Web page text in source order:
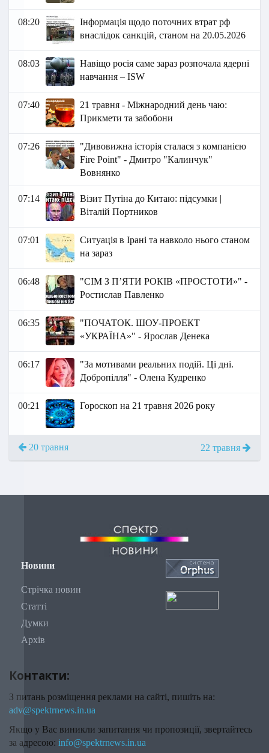
08:20
Інформація щодо поточних втрат рф
внаслідок санкцій, станом на 20.05.2026​
08:03
Навіщо росія саме зараз розпочала ядерні
навчання – ISW
07:40
21 травня - Міжнародний день чаю:
Прикмети та забобони
07:26
"Дивовижна історія сталася з компанією
Fire Point" - Дмитро "Калинчук"
Вовнянко
07:14
Візит Путіна до Китаю: підсумки |
Віталій Портников
07:01
Ситуація в Ірані та навколо нього станом
на зараз
06:48
"СІМ З ПʼЯТИ РОКІВ «ПРОСТОТИ»" -
Ростислав Павленко
06:35
"ПОЧАТОК. ШОУ-ПРОЕКТ
«УКРАЇНА»" - Ярослав Денека
06:17
"За мотивами реальних подій. Ці дні.
Добропілля" - Олена Кудренко
00:21 Гороскоп на 21 травня 2026 року
20 травня 22 травня
Новини
Стрічка новин
Статті
Думки
Архів
Контакти:
З питань розміщення реклами на сайті, пишіть на:
adv@spektrnews.in.ua
Якщо у Вас виникли запитання чи пропозиції, звертайтесь
за адресою: info@spektrnews.in.ua